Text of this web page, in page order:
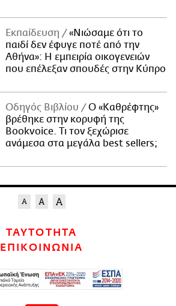
Εκπαίδευση
«Νιώσαμε ότι το
παιδί δεν έφυγε ποτέ από την
Αθήνα»: Η εμπειρία οικογενειών
που επέλεξαν σπουδές στην Κύπρο
Οδηγός Βιβλίου
Ο «Καθρέφτης»
βρέθηκε στην κορυφή της
Bookvoice. Τι τον ξεχώρισε
ανάμεσα στα μεγάλα best sellers;
ΤΑΥΤΟΤΗΤΑ
ΕΠΙΚΟΙΝΩΝΙΑ